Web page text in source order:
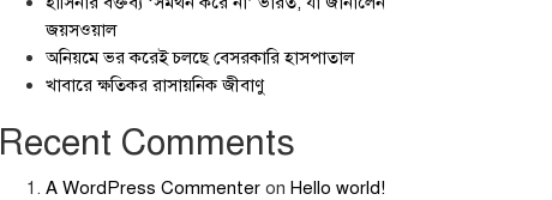
জয়সওয়াল
অনিয়মে ভর করেই চলছে বেসরকারি হাসপাতাল
খাবারে ক্ষতিকর রাসায়নিক জীবাণু
Recent Comments
A WordPress Commenter on Hello world!